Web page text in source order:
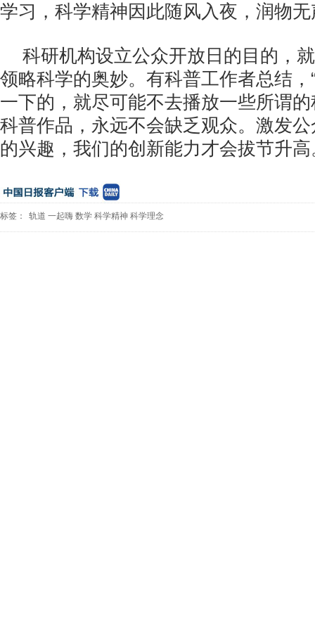
学习，科学精神因此随风入夜，润物
科研机构设立公众开放日的目的，
领略科学的奥妙。有科普工作者总结
一下的，就尽可能不去播放一些所谓
科普作品，永远不会缺乏观众。激发
的兴趣，我们的创新能力才会拔节升高
标签： 轨道 一起嗨 数学 科学精神 科学理念